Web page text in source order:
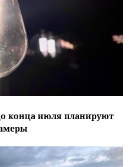
конца июля планируют